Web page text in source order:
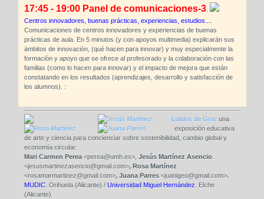
17:45 - 19:00 Panel de comunicaciones-3.
Centros innovadores, buenas prácticas, experiencias, estudios....
Comunicaciones de centros innovadores y experiencias de buenas
prácticas de aula. En 5 minutos (y con apoyos multimedia) explicarán sus
ámbitos de innovación, (qué hacen para innovar) y muy especialmente la
formación y apoyo que se ofrece al profesorado y la colaboración con las
familias (como lo hacen para innovar) y el impacto de mejora que están
constatando en los resultados (aprendizajes, desarrollo y satisfacción de
los alumnos). :
Latidos de Gea: una
exposición educativa
de arte y ciencia para concienciar sobre sostenibilidad, cambio global y
economía circular.
Mari Carmen Perea<perea@umh.es>, Jesús Martínez Asencio
<jesusmartinezasencio@gmail.com>, Rosa Martínez
<rosamarmartinez@gmail.com>, Juana Parres<juanigeo@gmail.com>.
MUDIC. Orihuela (Alicante) / Universidad Miguel Hernández . Elche
(Alicante)